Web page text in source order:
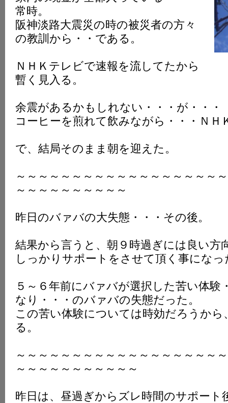
常時。
阪神淡路大震災の時の被災者の方々
の教訓から・・である。
ＮＨＫテレビで速報を流してたから
暫く見入る。
余震があるかもしれない・・・が・・・
コーヒーを煎れて飲みながら・・・ＮＨ
で、結局そのまま朝を迎えた。
～～～～～～～～～～～～～～～～～～
～～～～～～～～～～
昨日のバァバの大失態・・・その後。
結果から言うと、朝９時過ぎには良い方
しっかりサポートをさせて頂く事になっ
５～６年前にバァバが選択した苦い体験
なり・・・のバァバの失態だった。
この苦い体験については時効だろうから
る。
～～～～～～～～～～～～～～～～～～
～～～～～～～～～～～
昨日は、昼過ぎからズレ時間のサポート